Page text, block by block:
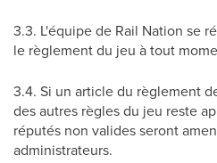
3.3. L'équipe de Rail Nation se
le règlement du jeu à tout
3.4. Si un article du règlement
des autres règles du jeu reste
réputés non valides seront
administrateurs.